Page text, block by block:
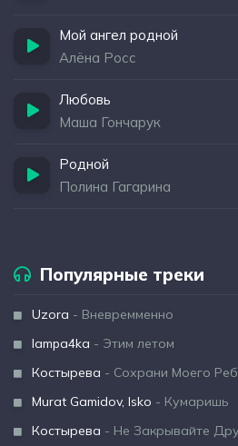
Мой ангел родной
Алёна Росс
Любовь
Маша Гончарук
Родной
Полина Гагарина
Популярные треки
Uzora - Вневремменно
lampa4ka - Этим летом
Костырева - Сохрани Моего
Murat Gamidov, Isko - Кумаришь
Костырева - Не Закрывайте